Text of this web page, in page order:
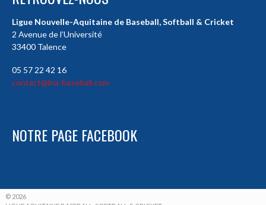
Ligue Nouvelle-Aquitaine de Baseball, Softball & Cricket
2 Avenue de l’Université
33400 Talence
05 57 22 42 16
contact@lna-baseball.com
NOTRE PAGE FACEBOOK
© 2026